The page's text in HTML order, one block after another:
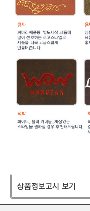
상품정보고시 보기